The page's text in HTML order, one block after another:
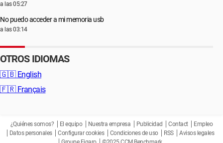
a las 05:27
No puedo acceder a mi memoria usb
a las 03:14
OTROS IDIOMAS
🇬🇧 English
🇫🇷 Français
¿Quiénes somos? El equipo Nuestra empresa Publicidad Contact
Empleo
Datos personales
Configurar cookies Condiciones de uso RSS
Avisos legales